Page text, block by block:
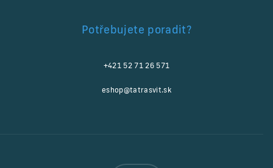
Potřebujete poradit?
+421 52 71 26 571
eshop@tatrasvit.sk